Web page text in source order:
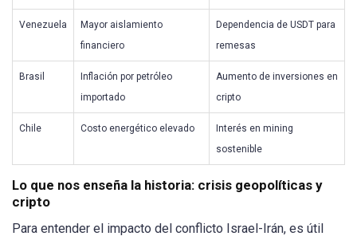
Venezuela
Mayor aislamiento
financiero
Dependencia de USDT para
remesas
Brasil
Inflación por petróleo
importado
Aumento de inversiones en
cripto
Chile Costo energético elevado
Interés en mining
sostenible
Lo que nos enseña la historia: crisis geopolíticas y
cripto
Para entender el impacto del conflicto Israel-Irán, es útil